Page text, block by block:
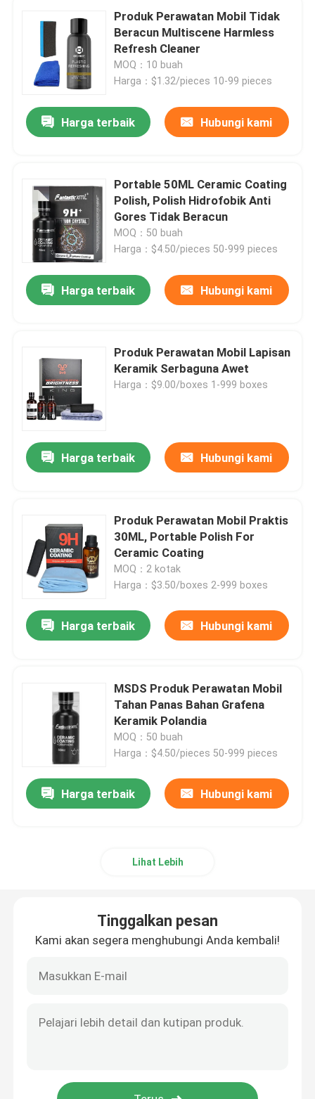
Produk Perawatan Mobil Tidak
Beracun Multiscene Harmless
Refresh Cleaner
MOQ：10 buah
Harga：$1.32/pieces 10-99 pieces
Harga terbaik Hubungi kami
Portable 50ML Ceramic Coating
Polish, Polish Hidrofobik Anti
Gores Tidak Beracun
MOQ：50 buah
Harga：$4.50/pieces 50-999 pieces
Harga terbaik Hubungi kami
Produk Perawatan Mobil Lapisan
Keramik Serbaguna Awet
Harga：$9.00/boxes 1-999 boxes
Harga terbaik Hubungi kami
Produk Perawatan Mobil Praktis
30ML, Portable Polish For
Ceramic Coating
MOQ：2 kotak
Harga：$3.50/boxes 2-999 boxes
Harga terbaik Hubungi kami
MSDS Produk Perawatan Mobil
Tahan Panas Bahan Grafena
Keramik Polandia
MOQ：50 buah
Harga：$4.50/pieces 50-999 pieces
Harga terbaik Hubungi kami
Lihat Lebih
Tinggalkan pesan
Kami akan segera menghubungi Anda kembali!